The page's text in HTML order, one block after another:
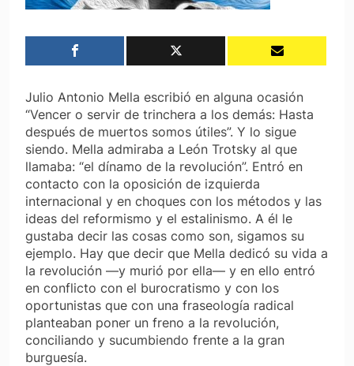
Julio Antonio Mella escribió en alguna ocasión
“Vencer o servir de trinchera a los demás: Hasta
después de muertos somos útiles”. Y lo sigue
siendo. Mella admiraba a León Trotsky al que
llamaba: “el dínamo de la revolución”. Entró en
contacto con la oposición de izquierda
internacional y en choques con los métodos y las
ideas del reformismo y el estalinismo. A él le
gustaba decir las cosas como son, sigamos su
ejemplo. Hay que decir que Mella dedicó su vida a
la revolución —y murió por ella— y en ello entró
en conflicto con el burocratismo y con los
oportunistas que con una fraseología radical
planteaban poner un freno a la revolución,
conciliando y sucumbiendo frente a la gran
burguesía.